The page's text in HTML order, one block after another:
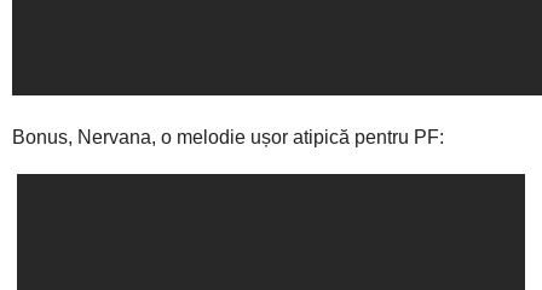
Bonus, Nervana, o melodie ușor atipică pentru PF: